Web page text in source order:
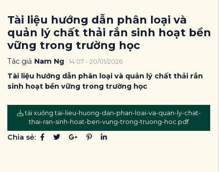
Tài liệu hướng dẫn phân loại và
quản lý chất thải rắn sinh hoạt bền
vững trong trường học
Tác giả Nam Ng 14:07 - 20/01/2026
Tài liệu hướng dẫn phân loại và quản lý chất thải rắn
sinh hoạt bền vững trong trường học
tải xuống tai-lieu-huong-dan-phan-loai-va-quan-ly-chat-
thai-ran-sinh-hoat-ben-vung-trong-truong-hoc.pdf
Chia sẻ: